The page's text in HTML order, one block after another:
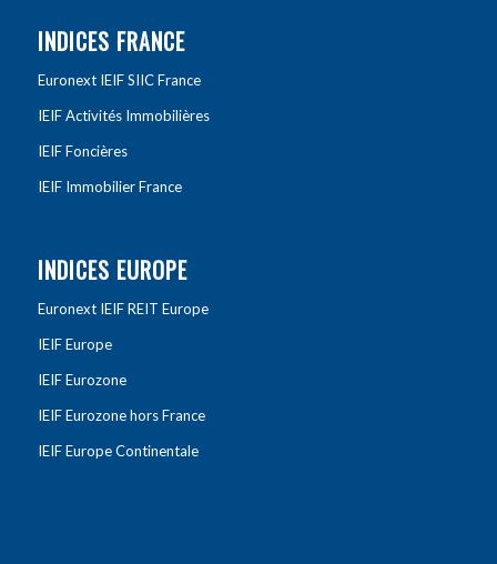
INDICES FRANCE
Euronext IEIF SIIC France
IEIF Activités Immobilières
IEIF Foncières
IEIF Immobilier France
INDICES EUROPE
Euronext IEIF REIT Europe
IEIF Europe
IEIF Eurozone
IEIF Eurozone hors France
IEIF Europe Continentale